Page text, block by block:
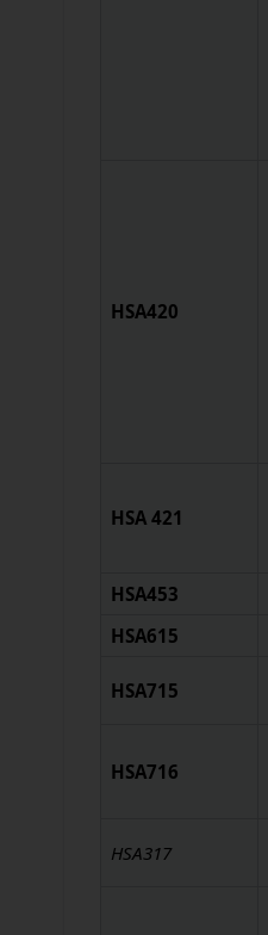
HSA420
HSA 421
HSA453
HSA615
HSA715
HSA716
HSA317